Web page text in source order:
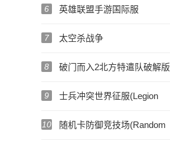
6 英雄联盟手游国际服
7 太空杀战争
8 破门而入2北方特遣队破解版
9
士兵冲突世界征服(Legion
10
随机卡防御竞技场(Random